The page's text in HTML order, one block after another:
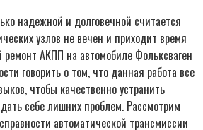
надежной и долговечной считается
узлов не вечен и приходит время
АКПП на автомобиле Фольксваген
говорить о том, что данная работа все
чтобы качественно устранить
себе лишних проблем. Рассмотрим
автоматической трансмиссии